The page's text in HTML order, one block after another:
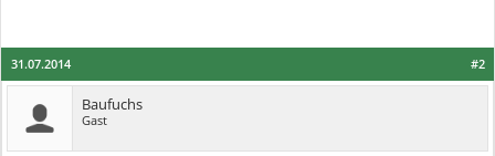
#2
31.07.2014
Baufuchs
Gast